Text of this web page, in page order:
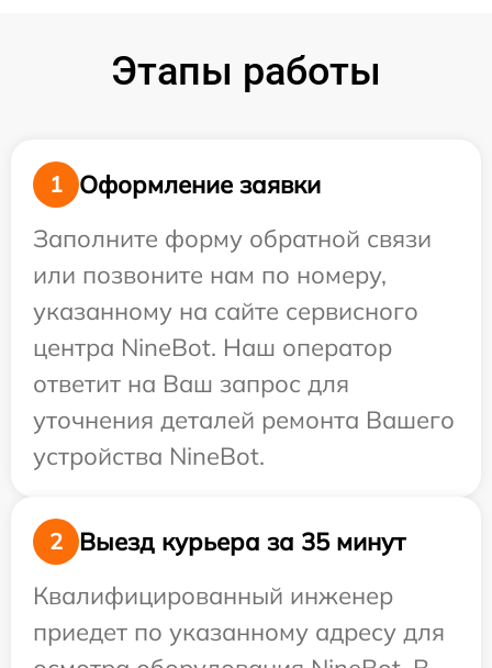
Этапы работы
1
Оформление заявки
Заполните форму обратной связи
или позвоните нам по номеру,
указанному на сайте сервисного
центра NineBot. Наш оператор
ответит на Ваш запрос для
уточнения деталей ремонта Вашего
устройства NineBot.
2
Выезд курьера за 35 минут
Квалифицированный инженер
приедет по указанному адресу для